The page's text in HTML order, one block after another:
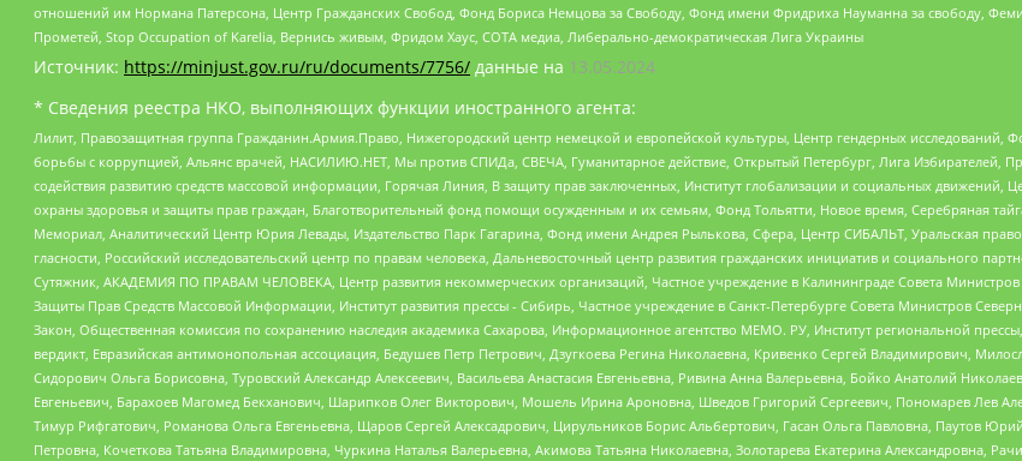
отношений им Нормана Патерсона, Центр Гражданских Свобод, Фонд Бориса Немцова за Свободу, Фонд имени Фридриха Науманна за свободу,
Прометей, Stop Occupation of Karelia, Вернись живым, Фридом Хаус, СОТА медиа, Либерально-демократическая Лига Украины
Источник: https://minjust.gov.ru/ru/documents/7756/ данные на 13.05.2024
* Сведения реестра НКО, выполняющих функции иностранного агента:
Лилит, Правозащитная группа Гражданин.Армия.Право, Нижегородский центр немецкой и европейской культуры, Центр гендерных
борьбы с коррупцией, Альянс врачей, НАСИЛИЮ.НЕТ, Мы против СПИДа, СВЕЧА, Гуманитарное действие, Открытый Петербург, Лига Избирателей,
содействия развитию средств массовой информации, Горячая Линия, В защиту прав заключенных, Институт глобализации и социальных
охраны здоровья и защиты прав граждан, Благотворительный фонд помощи осужденным и их семьям, Фонд Тольятти, Новое время, Серебряная
Мемориал, Аналитический Центр Юрия Левады, Издательство Парк Гагарина, Фонд имени Андрея Рылькова, Сфера, Центр СИБАЛЬТ, Уральская
гласности, Российский исследовательский центр по правам человека, Дальневосточный центр развития гражданских инициатив и социального
Сутяжник, АКАДЕМИЯ ПО ПРАВАМ ЧЕЛОВЕКА, Центр развития некоммерческих организаций, Частное учреждение в Калининграде Совета Министров
Защиты Прав Средств Массовой Информации, Институт развития прессы - Сибирь, Частное учреждение в Санкт-Петербурге Совета Министров
Закон, Общественная комиссия по сохранению наследия академика Сахарова, Информационное агентство МЕМО. РУ, Институт региональной
вердикт, Евразийская антимонопольная ассоциация, Бедушев Петр Петрович, Дзугкоева Регина Николаевна, Кривенко Сергей Владимирович,
Сидорович Ольга Борисовна, Туровский Александр Алексеевич, Васильева Анастасия Евгеньевна, Ривина Анна Валерьевна, Бойко Анатолий
Евгеньевич, Барахоев Магомед Бекханович, Шарипков Олег Викторович, Мошель Ирина Ароновна, Шведов Григорий Сергеевич, Пономарев Лев
Тимур Рифгатович, Романова Ольга Евгеньевна, Щаров Сергей Алексадрович, Цирульников Борис Альбертович, Гасан Ольга Павловна, Паутов
Петровна, Кочеткова Татьяна Владимировна, Чуркина Наталья Валерьевна, Акимова Татьяна Николаевна, Золотарева Екатерина Александровна,